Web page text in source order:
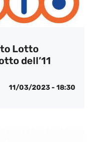
Lotto
dell’11
11/03/2023 - 18:30